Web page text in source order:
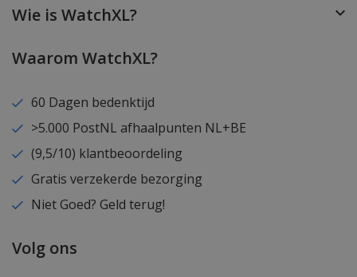
Wie is WatchXL?
Waarom WatchXL?
60 Dagen bedenktijd
>5.000 PostNL afhaalpunten NL+BE
(9,5/10) klantbeoordeling
Gratis verzekerde bezorging
Niet Goed? Geld terug!
Volg ons